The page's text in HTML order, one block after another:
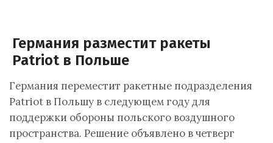
Германия разместит ракеты
Patriot в Польше
Германия переместит ракетные подразделения
Patriot в Польшу в следующем году для
поддержки обороны польского воздушного
пространства. Решение объявлено в четверг